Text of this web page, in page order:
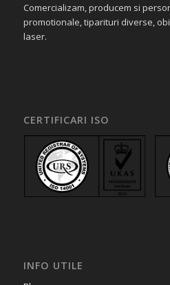
Comercializam, producem si
promotionale, tiparituri diverse,
laser.
CERTIFICARI ISO
INFO UTILE